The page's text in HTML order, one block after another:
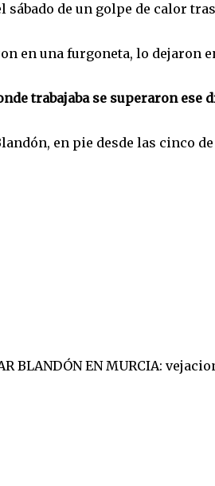
de un golpe de calor
en una furgoneta, lo dejaron
trabajaba se superaron ese
en pie desde las cinco